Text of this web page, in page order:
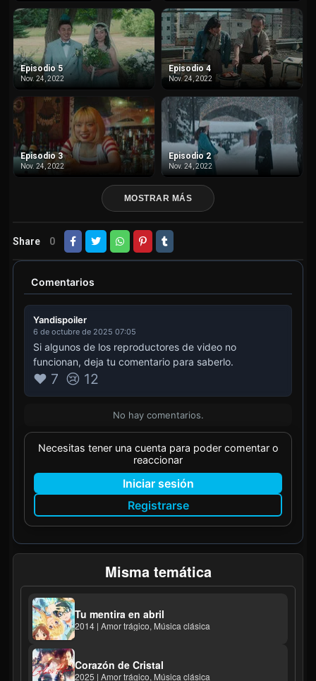
Episodio 5
Nov. 24, 2022
Episodio 4
Nov. 24, 2022
Episodio 3
Nov. 24, 2022
Episodio 2
Nov. 24, 2022
MOSTRAR MÁS
Share 0
Comentarios
Yandispoiler
6 de octubre de 2025 07:05
Si algunos de los reproductores de video no
funcionan, deja tu comentario para saberlo.
❤️ 7 😢 12
No hay comentarios.
Necesitas tener una cuenta para poder comentar o
reaccionar
Iniciar sesión
Registrarse
Misma temática
Tu mentira en abril
2014 | Amor trágico, Música clásica
Corazón de Cristal
2025 | Amor trágico, Música clásica